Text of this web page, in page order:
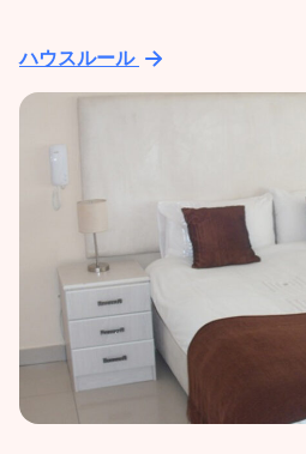
ハウスルール